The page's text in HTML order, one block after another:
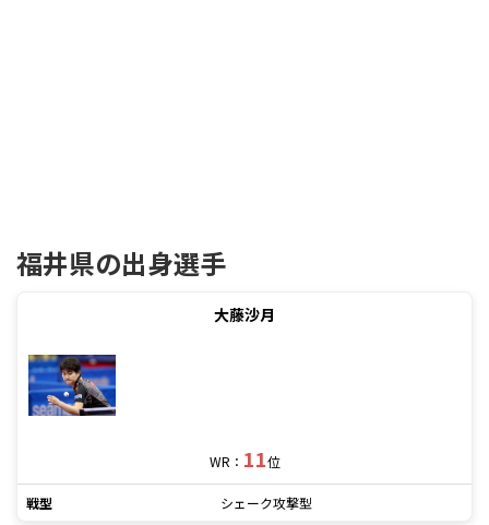
福井県の出身選手
大藤沙月
WR： 11位
戦型 シェーク攻撃型